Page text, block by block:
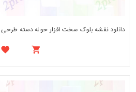
دانلود نقشه بلوک سخت افزار حوله دسته طرحی و